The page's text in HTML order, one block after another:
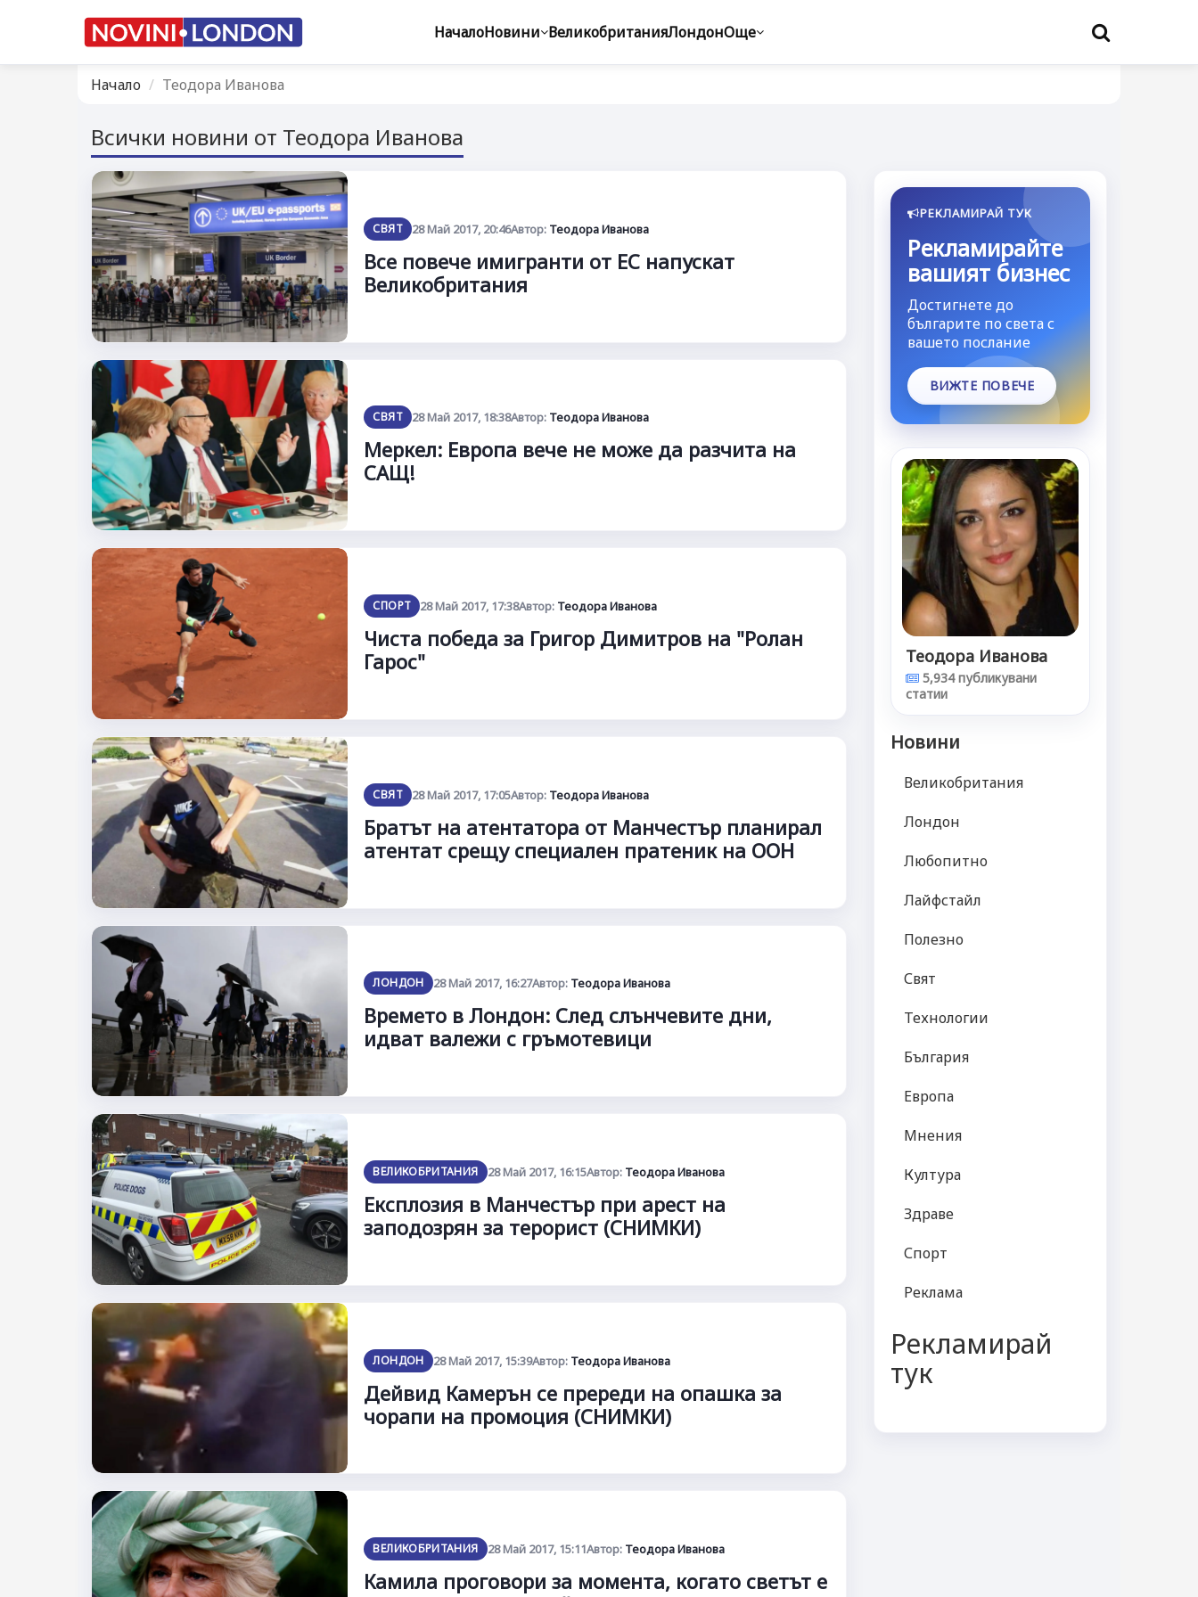
НачалоНовини ВеликобританияЛондонОще
Начало Теодора Иванова
Всички новини от Теодора Иванова
СВЯТ 28 Май 2017, 20:46Автор: Теодора Иванова
Все повече имигранти от ЕС напускат
Великобритания
СВЯТ 28 Май 2017, 18:38Автор: Теодора Иванова
Меркел: Европа вече не може да разчита на
САЩ!
СПОРТ 28 Май 2017, 17:38Автор: Теодора Иванова
Чиста победа за Григор Димитров на "Ролан
Гарос"
СВЯТ 28 Май 2017, 17:05Автор: Теодора Иванова
Братът на атентатора от Манчестър планирал
атентат срещу специален пратеник на ООН
ЛОНДОН 28 Май 2017, 16:27Автор: Теодора Иванова
Времето в Лондон: След слънчевите дни,
идват валежи с гръмотевици
ВЕЛИКОБРИТАНИЯ 28 Май 2017, 16:15Автор: Теодора Иванова
Експлозия в Манчестър при арест на
заподозрян за терорист (СНИМКИ)
ЛОНДОН 28 Май 2017, 15:39Автор: Теодора Иванова
Дейвид Камерън се пререди на опашка за
чорапи на промоция (СНИМКИ)
ВЕЛИКОБРИТАНИЯ 28 Май 2017, 15:11Автор: Теодора Иванова
Камила проговори за момента, когато свeтът е
РЕКЛАМИРАЙ ТУК
Рекламирайте
вашият бизнес
Достигнете до
българите по света с
вашето послание
ВИЖТЕ ПОВЕЧЕ
Теодора Иванова
5,934 публикувани
статии
Новини
Великобритания
Лондон
Любопитно
Лайфстайл
Полезно
Свят
Технологии
България
Европа
Мнения
Култура
Здраве
Спорт
Реклама
Рекламирай
тук